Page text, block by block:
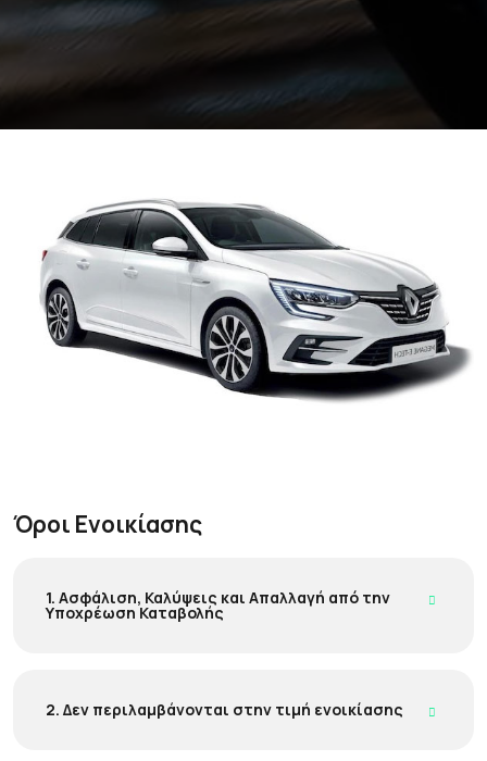
Όροι Ενοικίασης
1. Ασφάλιση, Καλύψεις και Απαλλαγή από την
Υποχρέωση Καταβολής
2. Δεν περιλαμβάνονται στην τιμή ενοικίασης